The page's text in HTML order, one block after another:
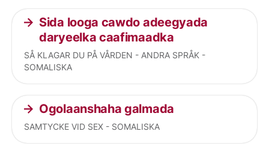
Current articles
Sida looga cawdo adeegyada
daryeelka caafimaadka
SÅ KLAGAR DU PÅ VÅRDEN - ANDRA SPRÅK -
SOMALISKA
Ogolaanshaha galmada
SAMTYCKE VID SEX - SOMALISKA